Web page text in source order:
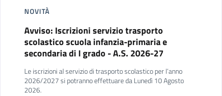
NOVITÀ
Avviso: Iscrizioni servizio trasporto
scolastico scuola infanzia-primaria e
secondaria di I grado - A.S. 2026-27
Le iscrizioni al servizio di trasporto scolastico per l’anno
2026/2027 si potranno effettuare da Lunedì 10 Agosto
2026.